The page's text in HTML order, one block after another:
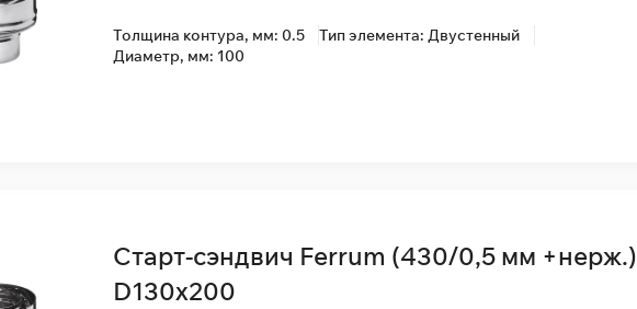
Толщина контура, мм: 0.5
Тип элемента: Двустенный
Диаметр, мм: 100
Старт-сэндвич Ferrum (430/0,5 мм +нерж.)
D130x200